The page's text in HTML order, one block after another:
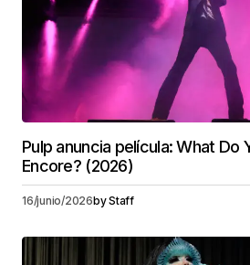
Pulp anuncia película: What Do
Encore? (2026)
16/junio/2026byStaff